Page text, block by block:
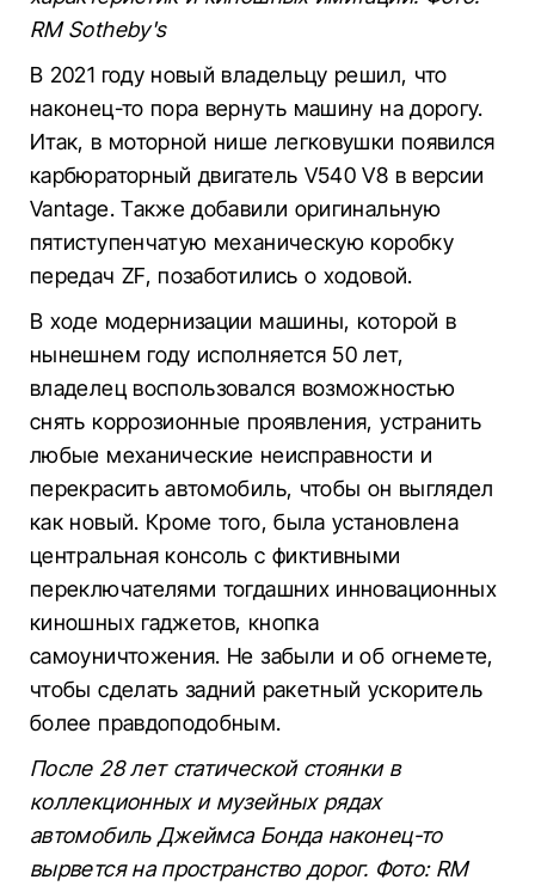
RM Sotheby's
В 2021 году новый владельцу решил, что
наконец-то пора вернуть машину на дорогу.
Итак, в моторной нише легковушки появился
карбюраторный двигатель V540 V8 в версии
Vantage. Также добавили оригинальную
пятиступенчатую механическую коробку
передач ZF, позаботились о ходовой.
В ходе модернизации машины, которой в
нынешнем году исполняется 50 лет,
владелец воспользовался возможностью
снять коррозионные проявления, устранить
любые механические неисправности и
перекрасить автомобиль, чтобы он выглядел
как новый. Кроме того, была установлена
центральная консоль с фиктивными
переключателями тогдашних инновационных
киношных гаджетов, кнопка
самоуничтожения. Не забыли и об огнемете,
чтобы сделать задний ракетный ускоритель
более правдоподобным.
После 28 лет статической стоянки в
коллекционных и музейных рядах
автомобиль Джеймса Бонда наконец-то
вырвется на пространство дорог. Фото: RM